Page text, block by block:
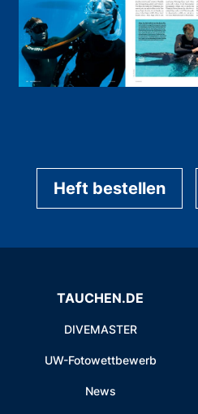
Heft bestellen
TAUCHEN.DE
DIVEMASTER
UW-Fotowettbewerb
News